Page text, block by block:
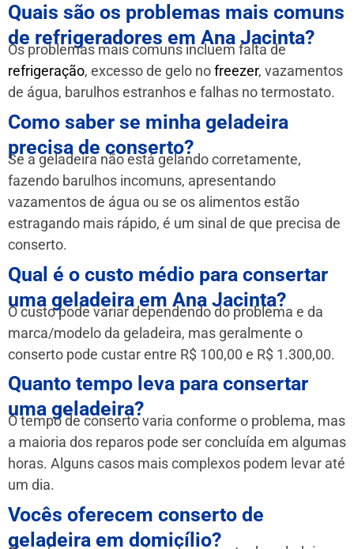
Quais são os problemas mais comuns
de refrigeradores em Ana Jacinta?
Os problemas mais comuns incluem falta de
refrigeração, excesso de gelo nofreezer, vazamentos
de água, barulhos estranhos e falhas no termostato.
Como saber se minha geladeira
precisa de conserto?
Se a geladeira não está gelando corretamente,
fazendo barulhos incomuns, apresentando
vazamentos de água ou se os alimentos estão
estragando mais rápido, é um sinal de que precisa de
conserto.
Qual é o custo médio para consertar
uma geladeira em Ana Jacinta?
O custo pode variar dependendo do problema e da
marca/modelo da geladeira, mas geralmente o
conserto pode custar entre R$ 100,00 e R$ 1.300,00.
Quanto tempo leva para consertar
uma geladeira?
O tempo de conserto varia conforme o problema, mas
a maioria dos reparos pode ser concluída em algumas
horas. Alguns casos mais complexos podem levar até
um dia.
Vocês oferecem conserto de
geladeira em domicílio?